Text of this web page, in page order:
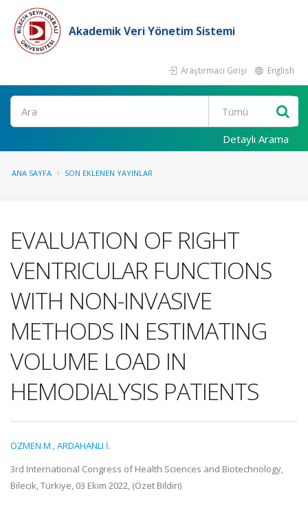
Akademik Veri Yönetim Sistemi
Araştırmacı Girişi English
Ara
Detaylı Arama
ANA SAYFA SON EKLENEN YAYINLAR
EVALUATION OF RIGHT
VENTRICULAR FUNCTIONS
WITH NON-INVASIVE
METHODS IN ESTIMATING
VOLUME LOAD IN
HEMODIALYSIS PATIENTS
ÖZMEN M.,ARDAHANLI İ.
3rd International Congress of Health Sciences and Biotechnology,
Bilecik, Türkiye, 03 Ekim 2022, (Özet Bildiri)